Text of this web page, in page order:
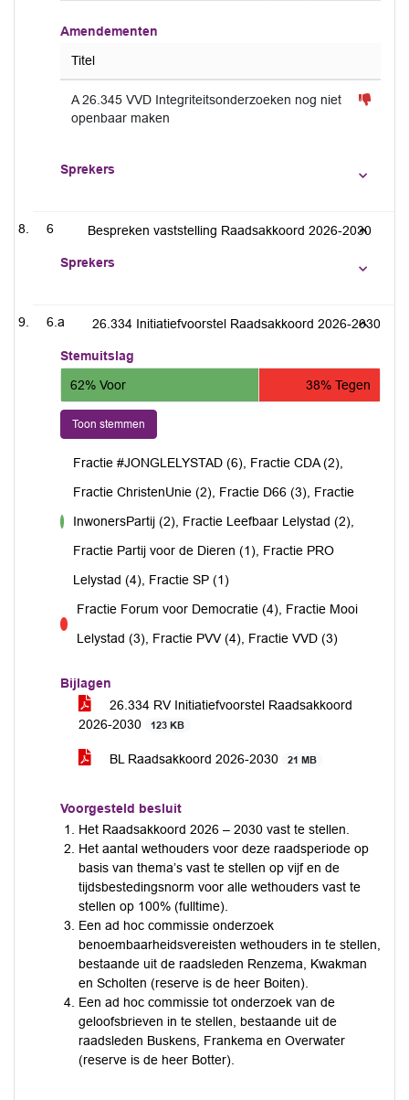
Amendementen
Titel
A 26.345 VVD Integriteitsonderzoeken nog niet
openbaar maken
Sprekers
6 Bespreken vaststelling Raadsakkoord 2026-2030
Sprekers
6.a 26.334 Initiatiefvoorstel Raadsakkoord 2026-2030
Stemuitslag
62% Voor
38% Tegen
Toon stemmen
Fractie #JONGLELYSTAD (6), Fractie CDA (2),
Fractie ChristenUnie (2), Fractie D66 (3), Fractie
InwonersPartij (2), Fractie Leefbaar Lelystad (2),
Fractie Partij voor de Dieren (1), Fractie PRO
Lelystad (4), Fractie SP (1)
tegen
Fractie Forum voor Democratie (4), Fractie Mooi
Lelystad (3), Fractie PVV (4), Fractie VVD (3)
Bijlagen
26.334 RV Initiatiefvoorstel Raadsakkoord
2026-2030
123 KB
BL Raadsakkoord 2026-2030 21 MB
Voorgesteld besluit
Het Raadsakkoord 2026 – 2030 vast te stellen.
Het aantal wethouders voor deze raadsperiode op
basis van thema’s vast te stellen op vijf en de
tijdsbestedingsnorm voor alle wethouders vast te
stellen op 100% (fulltime).
Een ad hoc commissie onderzoek
benoembaarheidsvereisten wethouders in te stellen,
bestaande uit de raadsleden Renzema, Kwakman
en Scholten (reserve is de heer Boiten).
Een ad hoc commissie tot onderzoek van de
geloofsbrieven in te stellen, bestaande uit de
raadsleden Buskens, Frankema en Overwater
(reserve is de heer Botter).